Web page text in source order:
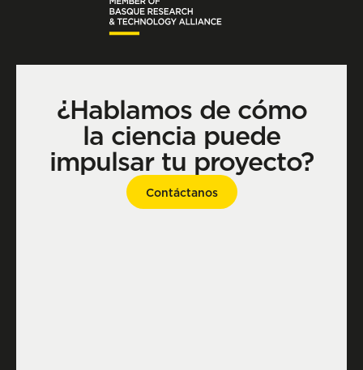
¿Hablamos de cómo
la ciencia puede
impulsar tu proyecto?
Contáctanos